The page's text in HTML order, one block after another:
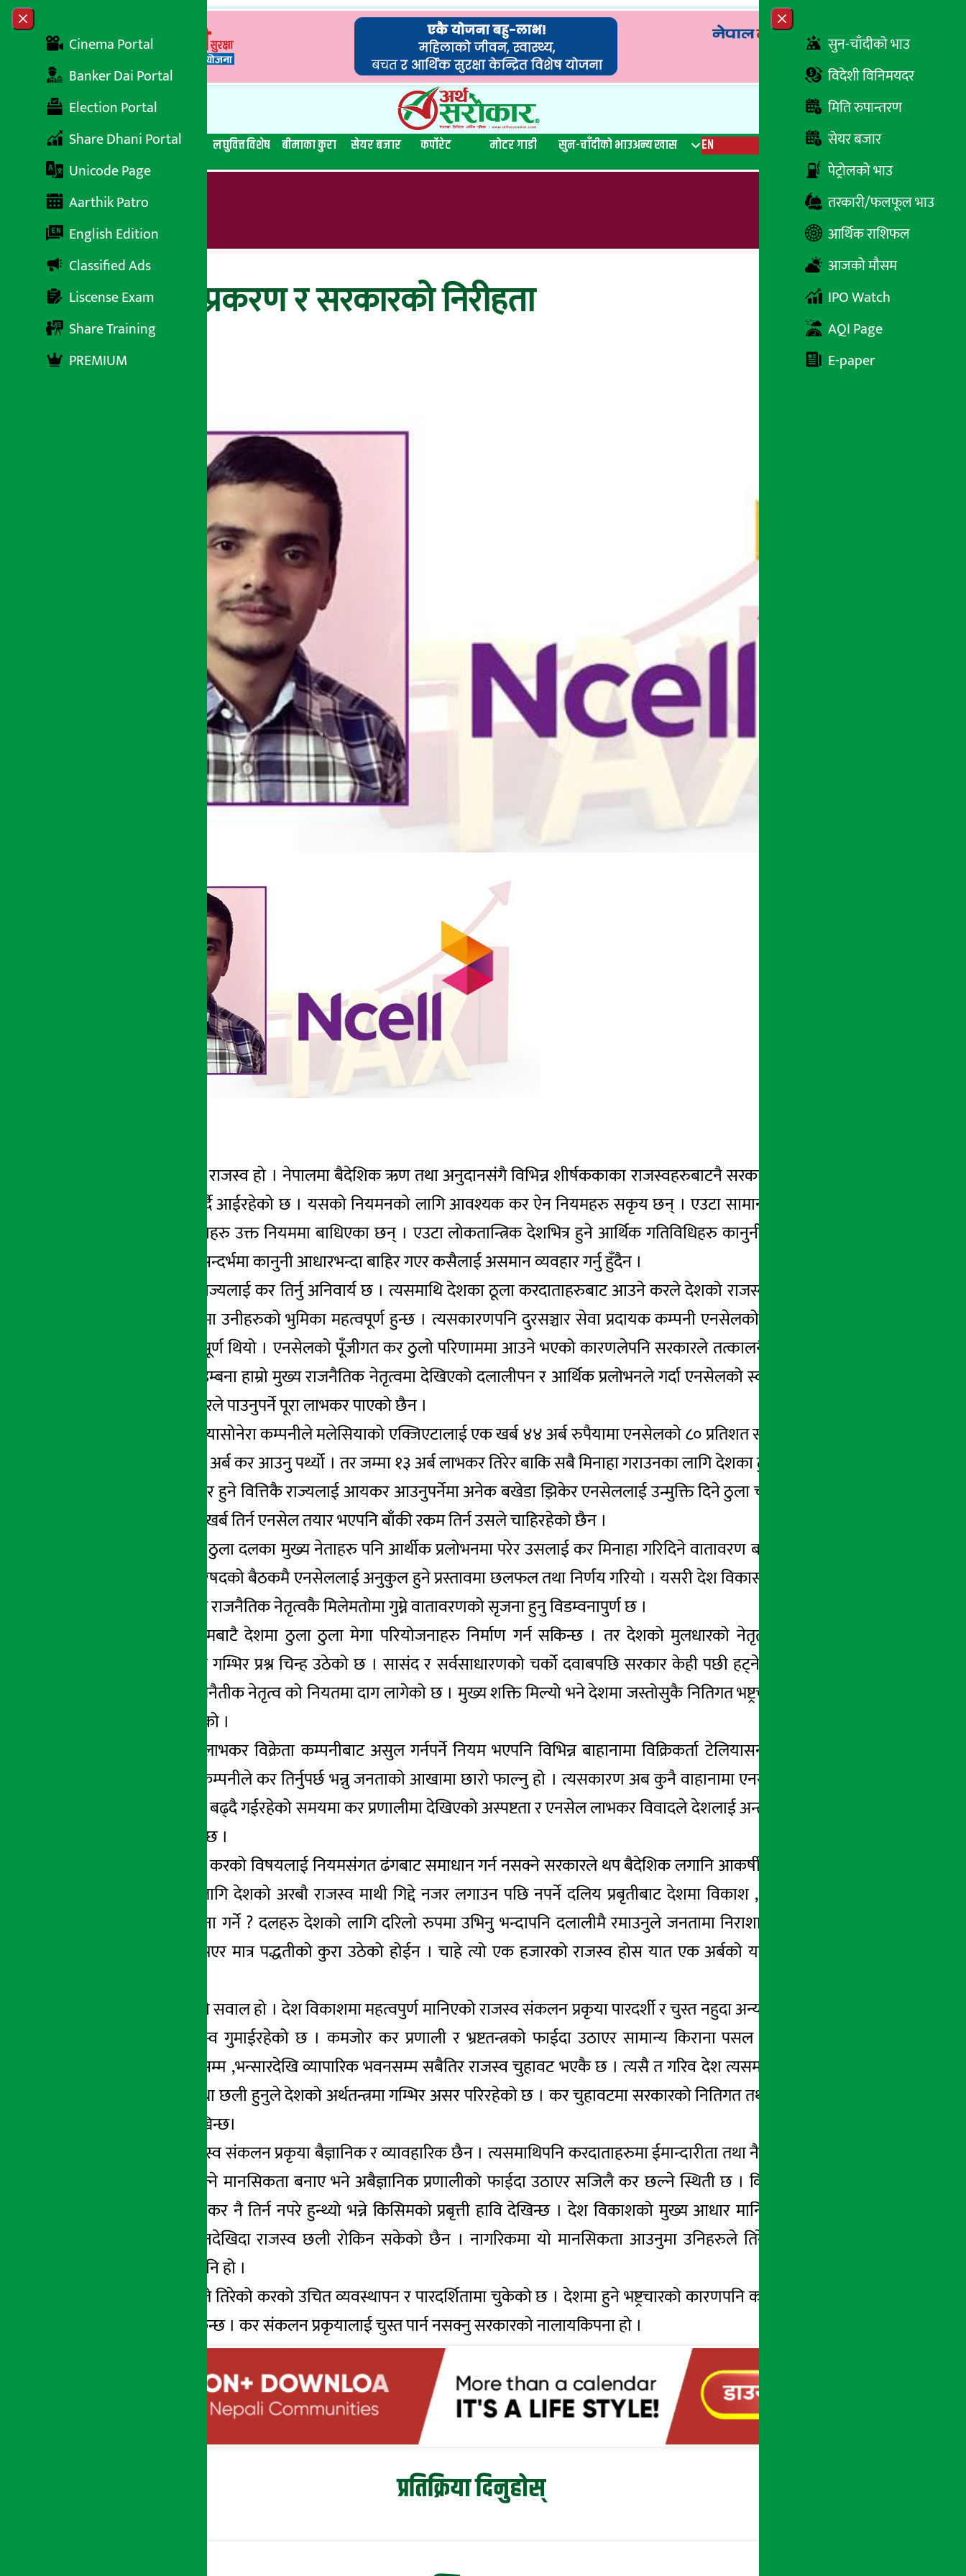
Skip to content
Close menu
Cinema Portal
Banker Dai Portal
Election Portal
Share Dhani Portal
Unicode Page
Aarthik Patro
English Edition
Classified Ads
Liscense Exam
Share Training
PREMIUM
Close menu
सुन-चाँदीको भाउ
विदेशी विनिमयदर
मिति रुपान्तरण
सेयर बजार
पेट्रोलको भाउ
तरकारी/फलफूल भाउ
आर्थिक राशिफल
आजको मौसम
IPO Watch
AQI Page
E-paper
सबै समाचार बेथिति मुर्दाबाद बैंकिङ विशेष लघुवित्त विशेष बीमाका कुरा सेयर बजार कर्पोरेट मोटर गाडी सुन-चाँदीको भाउअन्य खास EN रेडियो
एनसेल लाभकर प्रकरण र सरकारको निरीहता
अर्थ सरोकार ७ चैत्र २०७३, सोमबार ०२:०४
अर्थतन्त्रको मुख्य स्रोत राजस्व हो । नेपालमा बैदेशिक ऋण तथा अनुदानसंगै विभिन्न शीर्षककाका राजस्वहरुबाटनै सरकारले पूँजीगत तथा सार्वजनिक
खर्चको व्यवस्थापन गर्दै आईरहेको छ । यसको नियमनको लागि आवश्यक कर ऐन नियमहरु सकृय छन् । एउटा सामान्य चिया पसलदेखि ठुलाठुला
उद्योग धन्दा र करदाताहरु उक्त नियममा बाधिएका छन् । एउटा लोकतान्त्रिक देशभित्र हुने आर्थिक गतिविधिहरु कानुनी राज्यको मापदण्ड अन्तरगत
हुनुपर्छ । यहा करको सन्दर्भमा कानुनी आधारभन्दा बाहिर गएर कसैलाई असमान व्यवहार गर्नु हुँदैन ।
कानुनी ढंगमा सबैले राज्यलाई कर तिर्नु अनिवार्य छ । त्यसमाथि देशका ठूला करदाताहरुबाट आउने करले देशको राजस्वमा महत्वपुर्ण स्थान पाउँछ ।
देश विकास र समृद्धीमा उनीहरुको भुमिका महत्वपूर्ण हुन्छ । त्यसकारणपनि दुरसञ्चार सेवा प्रदायक कम्पनी एनसेलको पूँजीगत लाभकरपनि देशको
ढुकुटीको लागि महत्वपूर्ण थियो । एनसेलको पूँजीगत कर ठुलो परिणाममा आउने भएको कारणलेपनि सरकारले तत्कालनै यसमा चासो दिएर संकलन
गर्नुपर्ने थियो । तर विडम्बना हाम्रो मुख्य राजनैतिक नेतृत्वमा देखिएको दलालीपन र आर्थिक प्रलोभनले गर्दा एनसेलको स्वामित्व परिबर्तन भएको लामो
समय सम्म पनि सरकारले पाउनुपर्ने पूरा लाभकर पाएको छैन ।
गतबर्ष स्विडेनको टेलियासोनेरा कम्पनीले मलेसियाको एक्जिएटालाई एक खर्ब ४४ अर्ब रुपैयामा एनसेलको ८० प्रतिशत स्वामित्व विक्रि गर्दा त्यसबापत
नेपाल सरकारलाई ४५ अर्ब कर आउनु पर्थ्यो । तर जम्मा १३ अर्ब लाभकर तिरेर बाकि सबै मिनाहा गराउनका लागि देशका ठुलै शक्ति प्रयोग भए । देशको
नियम अनुसार कारोबार हुने वित्तिकै राज्यलाई आयकर आउनुपर्नेमा अनेक बखेडा झिकेर एनसेललाई उन्मुक्ति दिने ठुला चलखेल अहिले पनि भईरहेका
छन् । जनदवाबमा १३ खर्ब तिर्न एनसेल तयार भएपनि बाँकी रकम तिर्न उसले चाहिरहेको छैन ।
यसमा पछिल्लो समय ठुला दलका मुख्य नेताहरु पनि आर्थीक प्रलोभनमा परेर उसलाई कर मिनाहा गरिदिने वातावरण बनाउन उद्धत रहेको देखिन्छ ।
जस अनुरुपनै मन्त्रीपरिषदको बैठकमै एनसेललाई अनुकुल हुने प्रस्तावमा छलफल तथा निर्णय गरियो । यसरी देश विकासका लागि महत्वपूर्ण हुने ठुलो
परिणामको रकम मुख्य राजनैतिक नेतृत्वकै मिलेमतोमा गुम्ने वातावरणको सृजना हुनु विडम्वनापुर्ण छ ।
एनसेलले तिर्नपर्ने रकमबाटै देशमा ठुला ठुला मेगा परियोजनाहरु निर्माण गर्न सकिन्छ । तर देशको मुलधारको नेतृत्व लाभकर प्रकरणमा चुक्दा
उनिहरुको नैतिकतामा गम्भिर प्रश्न चिन्ह उठेको छ । सासंद र सर्वसाधारणको चर्को दवाबपछि सरकार केही पछी हट्ने लक्षण देखिएपनि सरकारमा
रहेका दल र मुख्य राजनैतीक नेतृत्व को नियतमा दाग लागेको छ । मुख्य शक्ति मिल्यो भने देशमा जस्तोसुकै नितिगत भष्ट्रचार गर्न सक्ने स्थितीले देशमा
स्वच्छाचारीता जन्मिएको ।
सामान्यतया पूँजीगत लाभकर विक्रेता कम्पनीबाट असुल गर्नपर्ने नियम भएपनि विभिन्न बाहानामा विक्रिकर्ता टेलियासनोनेरालाई उम्काएर अहिले उ
गईसकेपछि विक्रिता कम्पनीले कर तिर्नुपर्छ भन्नु जनताको आखामा छारो फाल्नु हो । त्यसकारण अब कुनै वाहानामा एनसेललाई कर छुट दिनु हुदैन ।
देशमा बैदेशिक लगानी बढ्दै गईरहेको समयमा कर प्रणालीमा देखिएको अस्पष्टता र एनसेल लाभकर विवादले देशलाई अन्तराष्ट्रिय स्तरमै बदनाम गराउन
सक्ने खतरा देखिएको छ ।
एउटा सामान्य पूँजीगत करको विषयलाई नियमसंगत ढंगबाट समाधान गर्न नसक्ने सरकारले थप बैदेशिक लगानि आकर्षीत गर्न कसरी सक्ला ? चुनाव
खर्चको जोहो गर्नकै लागि देशको अरबौ राजस्व माथी गिद्दे नजर लगाउन पछि नपर्ने दलिय प्रबृतीबाट देशमा विकाश , समृद्धी , सुसासन र कानुनी
राज्यको कसरी कल्पना गर्ने ? दलहरु देशको लागि दरिलो रुपमा उभिनु भन्दापनि दलालीमै रमाउनुले जनतामा निराशा छाउनु स्वभाविक छ । यहाँ
एनसेलको ठुलो कर भएर मात्र पद्धतीको कुरा उठेको होईन । चाहे त्यो एक हजारको राजस्व होस यात एक अर्बको यहा दुबै कानुनी रुपमा बाधिनु
यो त सतहमा देखिएको सवाल हो । देश विकाशमा महत्वपुर्ण मानिएको राजस्व संकलन प्रकृया पारदर्शी र चुस्त नहुदा अन्य धेरै क्षेत्रबाटपनि देशले बर्षेनि
ठुलो परिणाममा राजस्व गुमाईरहेको छ । कमजोर कर प्रणाली र भ्रष्टतन्त्रको फाईदा उठाएर सामान्य किराना पसल देखि ठुला उद्योगसम्म, चिया
पसलदेखि तारे होटलसम्म ,भन्सारदेखि व्यापारिक भवनसम्म सबैतिर राजस्व चुहावट भएकै छ । त्यसै त गरिव देश त्यसमाथिपनि सरकारले उठाउनुपर्ने
राजस्वपनि चुहावट तथा छली हुनुले देशको अर्थतन्त्रमा गम्भिर असर परिरहेको छ । कर चुहावटमा सरकारको नितिगत तथा प्राविधिक कमजोरीनै मुख्य
कारक तत्व बनेको देखिन्छ।
एक त सरकारको राजस्व संकलन प्रकृया बैज्ञानिक र व्यावहारिक छैन । त्यसमाथिपनि करदाताहरुमा ईमान्दारीता तथा नैतिकताको कमी छ । यसबाट
करदाताहरुले कर छल्ने मानसिकता बनाए भने अबैज्ञानिक प्रणालीको फाईदा उठाएर सजिलै कर छल्ने स्थिती छ । किनकि हाम्रो नेपाली समाजमा
सरकारलाई सकेसम्म कर नै तिर्न नपरे हुन्थ्यो भन्ने किसिमको प्रबृत्ती हावि देखिन्छ । देश विकाशको मुख्य आधार मानिएको कर तिर्न पनि नागरिक
स्तरबाट ईमान्दारिता नदेखिदा राजस्व छली रोकिन सकेको छैन । नागरिकमा यो मानसिकता आउनुमा उनिहरुले तिरेको करको सरकारले उचित
सदुपयोग गर्न नसक्नुपनि हो ।
सरकारपनि नागरिक ले तिरेको करको उचित व्यवस्थापन र पारदर्शितामा चुकेको छ । देशमा हुने भष्ट्रचारको कारणपनि करदाताहरु कर तिर्न उत्साहित
नहुने अनुमान गर्न सकिन्छ । कर संकलन प्रकृयालाई चुस्त पार्न नसक्नु सरकारको नालायकिपना हो ।
प्रतिक्रिया दिनुहोस्